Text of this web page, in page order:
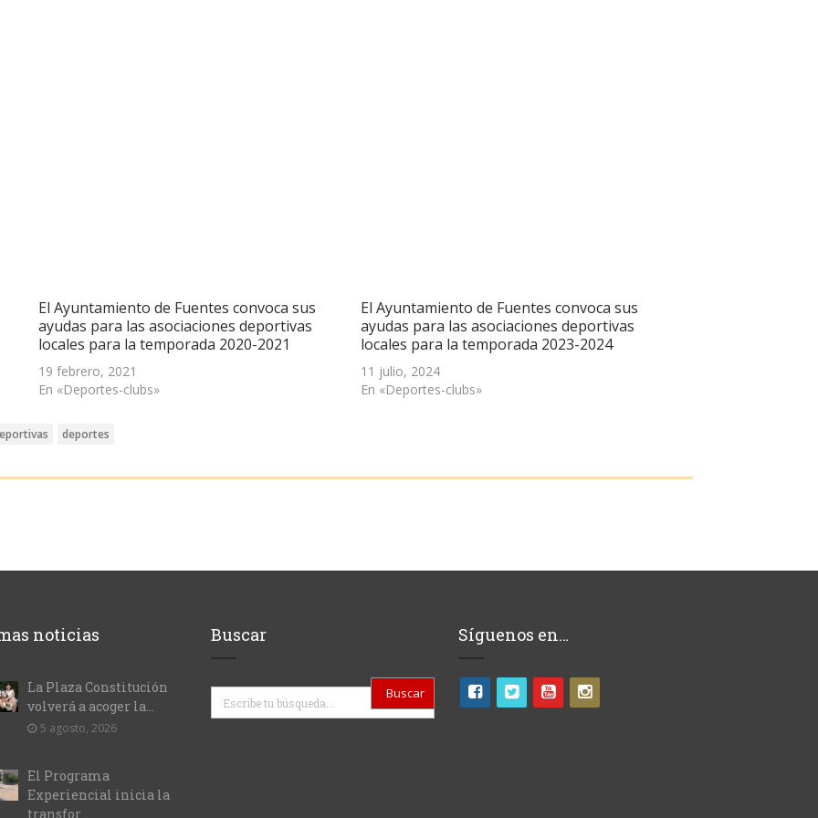
El Ayuntamiento de Fuentes convoca sus
ayudas para las asociaciones deportivas
locales para la temporada 2020-2021
19 febrero, 2021
En «Deportes-clubs»
El Ayuntamiento de Fuentes convoca sus
ayudas para las asociaciones deportivas
locales para la temporada 2023-2024
11 julio, 2024
En «Deportes-clubs»
deportes
noticias
La Plaza Constitución
volverá a acoger la...
5 agosto, 2026
El Programa
Experiencial inicia la
transfor...
Buscar
Buscar
Síguenos en…